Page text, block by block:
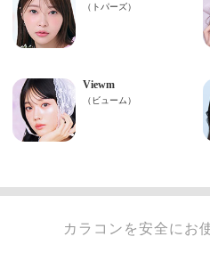
カラコンを安全にお